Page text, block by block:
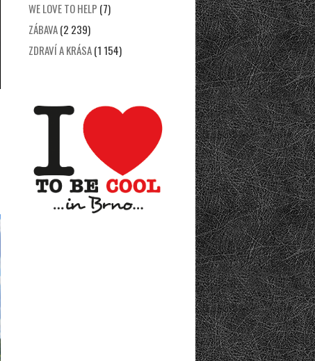
WE LOVE TO HELP (7)
ZÁBAVA(2 239)
ZDRAVÍ A KRÁSA(1 154)